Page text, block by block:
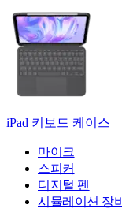
iPad 키보드 케이스
마이크
스피커
디지털 펜
시뮬레이션 장비